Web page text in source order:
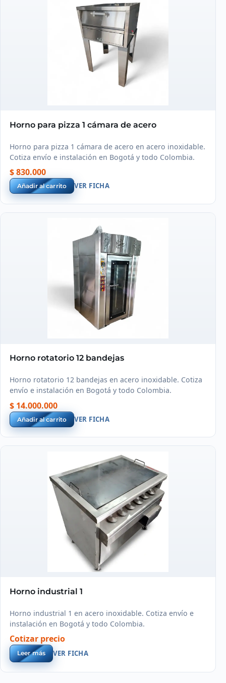
Horno para pizza 1 cámara de acero
Horno para pizza 1 cámara de acero en acero inoxidable.
Cotiza envío e instalación en Bogotá y todo Colombia.
$ 830.000
Añadir al carrito VER FICHA
Horno rotatorio 12 bandejas
Horno rotatorio 12 bandejas en acero inoxidable. Cotiza
envío e instalación en Bogotá y todo Colombia.
$ 14.000.000
Añadir al carrito VER FICHA
Horno industrial 1
Horno industrial 1 en acero inoxidable. Cotiza envío e
instalación en Bogotá y todo Colombia.
Cotizar precio
Leer más VER FICHA